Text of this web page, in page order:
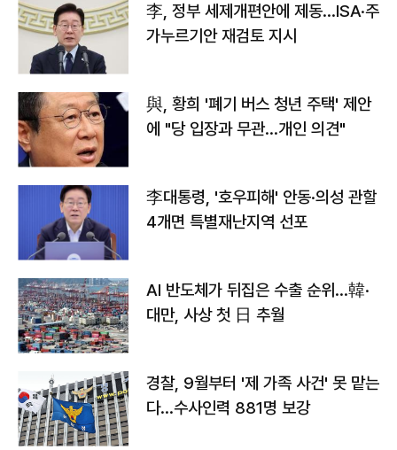
李, 정부 세제개편안에 제동…ISA·주
가누르기안 재검토 지시
與, 황희 '폐기 버스 청년 주택' 제안
에 "당 입장과 무관…개인 의견"
李대통령, '호우피해' 안동·의성 관할
4개면 특별재난지역 선포
AI 반도체가 뒤집은 수출 순위…韓·
대만, 사상 첫 日 추월
경찰, 9월부터 '제 가족 사건' 못 맡는
다…수사인력 881명 보강